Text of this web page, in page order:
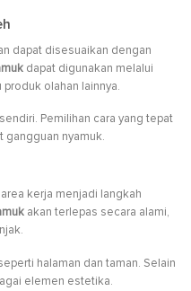
dapat disesuaikan dengan
dapat digunakan melalui
olahan lainnya.
Pemilihan cara yang tepat
gangguan nyamuk.
kerja menjadi langkah
akan terlepas secara alami,
halaman dan taman. Selain
elemen estetika.